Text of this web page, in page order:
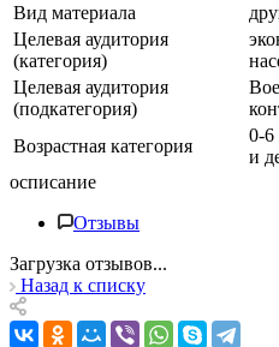
Вид материала
Целевая аудитория
(категория)
Целевая аудитория
(подкатегория)
Возрастная категория
0-6
и
осписание
Отзывы
Загрузка отзывов...
Назад к списку